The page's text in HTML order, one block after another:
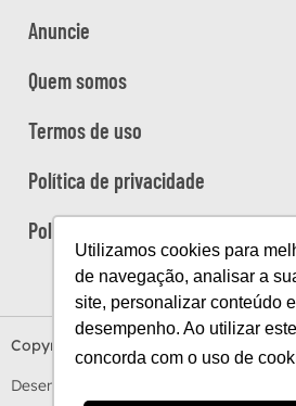
Utilizamos cookies para
de navegação, analisar a
site, personalizar conteúdo
desempenho. Ao utilizar
concorda com o uso de
Anuncie
Quem somos
Termos de uso
Política de privacidade
Política de cookies
Copyright Viaje na Viagem © 2026
Desenvolvido por